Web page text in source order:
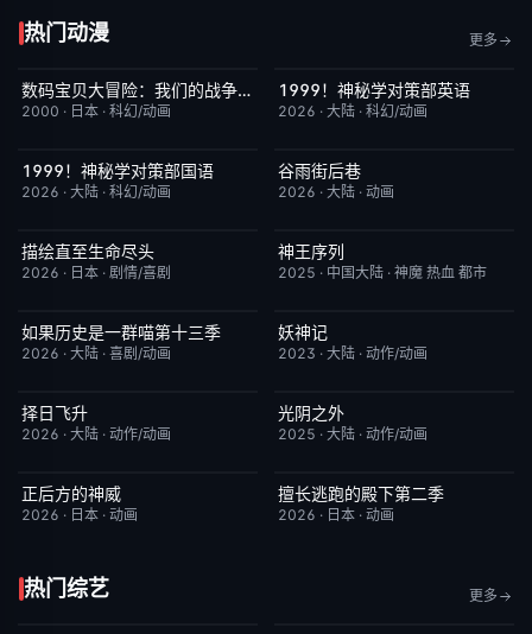
热门动漫 更多
今日更新 8.9数码宝贝大冒险：我们的战争游戏！
2000 · 日本 · 科幻/动画
更新至第3集 10.0
1999！神秘学对策部英语
2026 · 大陆 · 科幻/动画
更新至第3集
1999！神秘学对策部国语
2026 · 大陆 · 科幻/动画
更新至第03集
谷雨街后巷
2026 · 大陆 · 动画
更新至第06集
描绘直至生命尽头
2026 · 日本 · 剧情/喜剧
更新至第202集
神王序列
2025 · 中国大陆 · 神魔 热血 都市
更新至第06集 2.0
如果历史是一群喵第十三季
2026 · 大陆 · 喜剧/动画
更新至第441集
妖神记
2023 · 大陆 · 动作/动画
更新至第6集
择日飞升
2026 · 大陆 · 动作/动画
更新至第34集
光阴之外
2025 · 大陆 · 动作/动画
更新至第06集
正后方的神威
2026 · 日本 · 动画
更新至第04集
擅长逃跑的殿下第二季
2026 · 日本 · 动画
热门综艺 更多